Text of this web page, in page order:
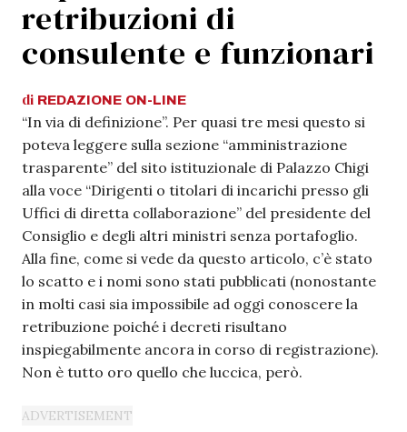
retribuzioni di
consulente e funzionari
di REDAZIONE ON-LINE
“In via di definizione”. Per quasi tre mesi questo si
poteva leggere sulla sezione “amministrazione
trasparente” del sito istituzionale di Palazzo Chigi
alla voce “Dirigenti o titolari di incarichi presso gli
Uffici di diretta collaborazione” del presidente del
Consiglio e degli altri ministri senza portafoglio.
Alla fine, come si vede da questo articolo, c’è stato
lo scatto e i nomi sono stati pubblicati (nonostante
in molti casi sia impossibile ad oggi conoscere la
retribuzione poiché i decreti risultano
inspiegabilmente ancora in corso di registrazione).
Non è tutto oro quello che luccica, però.